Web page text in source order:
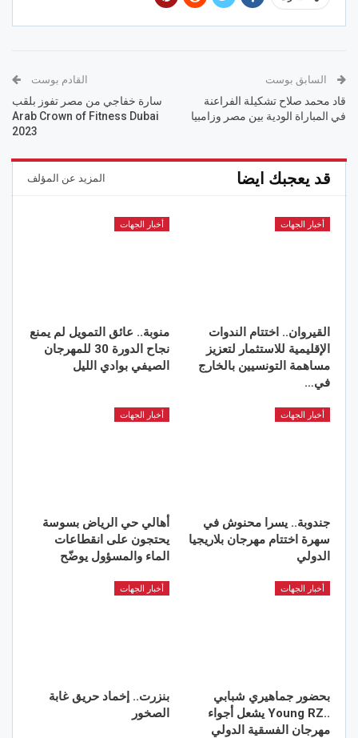
السابق بوست
قاد محمد صلاح تشكيلة الفراعنة
في المباراة الودية بين مصر وزامبيا
القادم بوست
سارة خفاجي من مصر تفوز بلقب
Arab Crown of Fitness Dubai
2023
قد يعجبك ايضا المزيد عن المؤلف
أخبار الجهات
القيروان.. اختتام الندوات
الإقليمية للاستثمار لتعزيز
مساهمة التونسيين بالخارج
في…
أخبار الجهات
منوبة.. عائق التمويل لم يمنع
نجاح الدورة 30 للمهرجان
الصيفي بوادي الليل
أخبار الجهات
جندوبة.. يسرا محنوش في
سهرة اختتام مهرجان بلاريجيا
الدولي
أخبار الجهات
أهالي حي الرياض بسوسة
يحتجون على انقطاعات
الماء والمسؤول يوضّح
أخبار الجهات
بحضور جماهيري شبابي
..Young RZ يشعل أجواء
مهرجان الفسقية الدولي
أخبار الجهات
بنزرت.. إخماد حريق غابة
الصخور